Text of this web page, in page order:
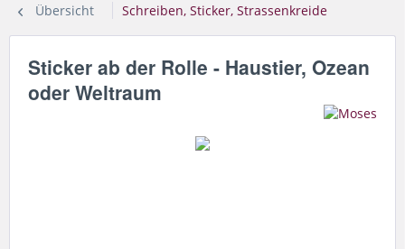
Übersicht Schreiben, Sticker, Strassenkreide
Sticker ab der Rolle - Haustier, Ozean
oder Weltraum